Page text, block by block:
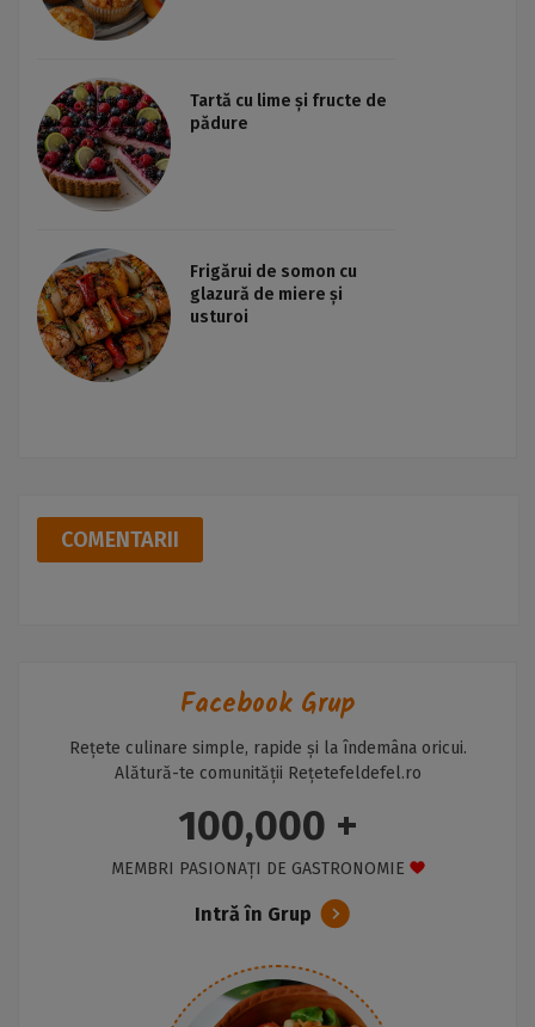
Tartă cu lime și fructe de
pădure
Frigărui de somon cu
glazură de miere și
usturoi
COMENTARII
Facebook Grup
Rețete culinare simple, rapide și la îndemâna oricui.
Alătură-te comunității Rețetefeldefel.ro
100,000 +
MEMBRI PASIONAȚI DE GASTRONOMIE
Intră în Grup